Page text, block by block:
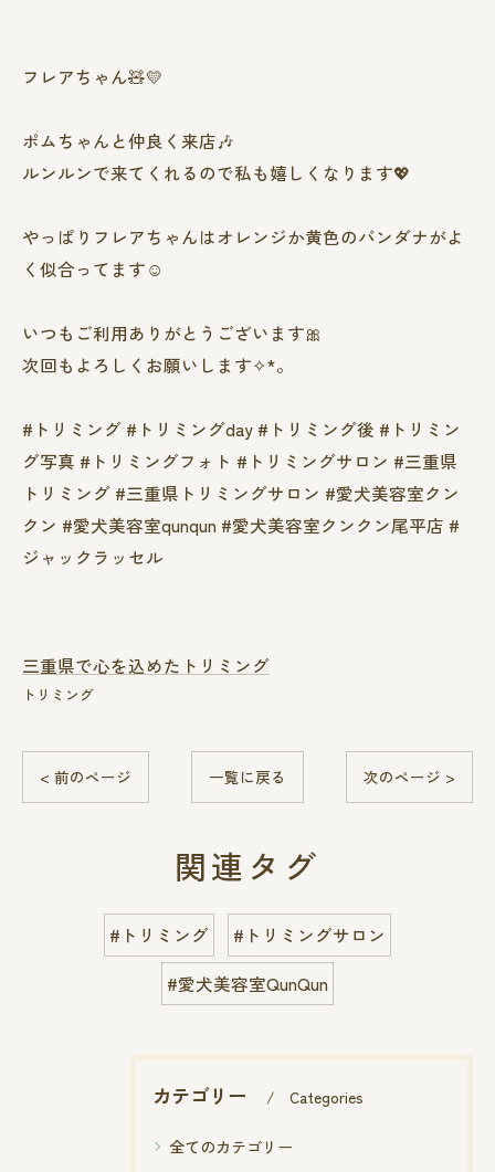
フレアちゃん🧸💛
ポムちゃんと仲良く来店🎶
ルンルンで来てくれるので私も嬉しくなります💖
やっぱりフレアちゃんはオレンジか黄色のバンダナがよ
く似合ってます☺️
いつもご利用ありがとうございます🎀
次回もよろしくお願いします✧︎*。
#トリミング #トリミングday #トリミング後 #トリミン
グ写真 #トリミングフォト #トリミングサロン #三重県
トリミング #三重県トリミングサロン #愛犬美容室クン
クン #愛犬美容室qunqun #愛犬美容室クンクン尾平店 #
ジャックラッセル
三重県で心を込めたトリミング
トリミング
< 前のページ 一覧に戻る 次のページ >
関連タグ
#トリミング
#トリミングサロン
#愛犬美容室QunQun
カテゴリー Categories
全てのカテゴリー